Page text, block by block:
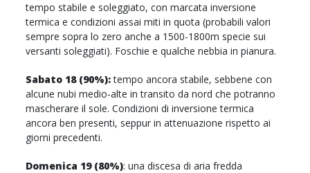
tempo stabile e soleggiato, con marcata inversione
termica e condizioni assai miti in quota (probabili valori
sempre sopra lo zero anche a 1500-1800m specie sui
versanti soleggiati). Foschie e qualche nebbia in pianura.
Sabato 18 (90%):tempo ancora stabile, sebbene con
alcune nubi medio-alte in transito da nord che potranno
mascherare il sole. Condizioni di inversione termica
ancora ben presenti, seppur in attenuazione rispetto ai
giorni precedenti.
Domenica 19 (80%): una discesa di aria fredda